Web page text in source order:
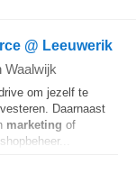
@ Leeuwerik
Waalwijk
om jezelf te
Daarnaast
marketing of